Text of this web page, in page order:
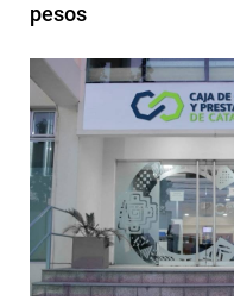
pesos